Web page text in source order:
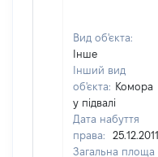
Вид об'єкта:
Інше
Інший вид
об'єкта: Комора
у підвалі
Дата набуття
права:
25.12.2011
Загальна площа